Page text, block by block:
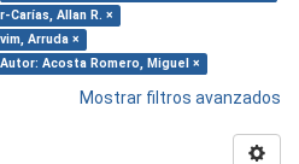
Carías, Allan R. ×
Arruda ×
Autor: Acosta Romero, Miguel ×
Mostrar filtros avanzados